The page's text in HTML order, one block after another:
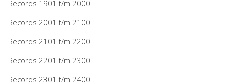
Records 1901 t/m 2000
Records 2001 t/m 2100
Records 2101 t/m 2200
Records 2201 t/m 2300
Records 2301 t/m 2400